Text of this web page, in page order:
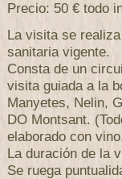
Precio: 50 € todo
La visita se
sanitaria vigente.
Consta de un
visita guiada a la
Manyetes, Nelin,
DO Montsant.
elaborado con
La duración de la
Se ruega